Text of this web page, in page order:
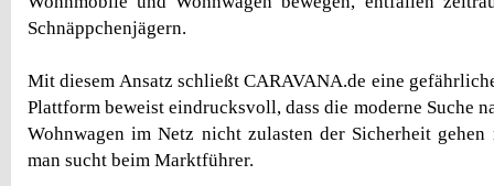
Schnäppchenjägern.
Mit diesem Ansatz schließt CARAVANA.de eine
Plattform beweist eindrucksvoll, dass die moderne Suche
Wohnwagen im Netz nicht zulasten der Sicherheit gehen
man sucht beim Marktführer.